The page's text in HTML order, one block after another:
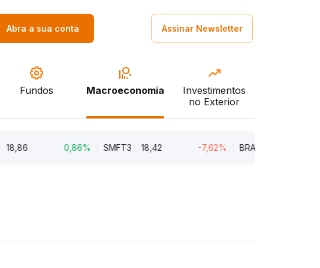
Abra a sua conta Assinar Newsletter
Fundos Macroeconomia
Investimentos
no Exterior
0,86% SMFT3 18,42 -7,62% BRAV3 18,45